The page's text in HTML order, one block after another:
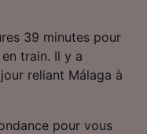
39 minutes pour
train. Il y a
reliant Málaga à
pour vous
les
pour
à des
Publicités et
de
de